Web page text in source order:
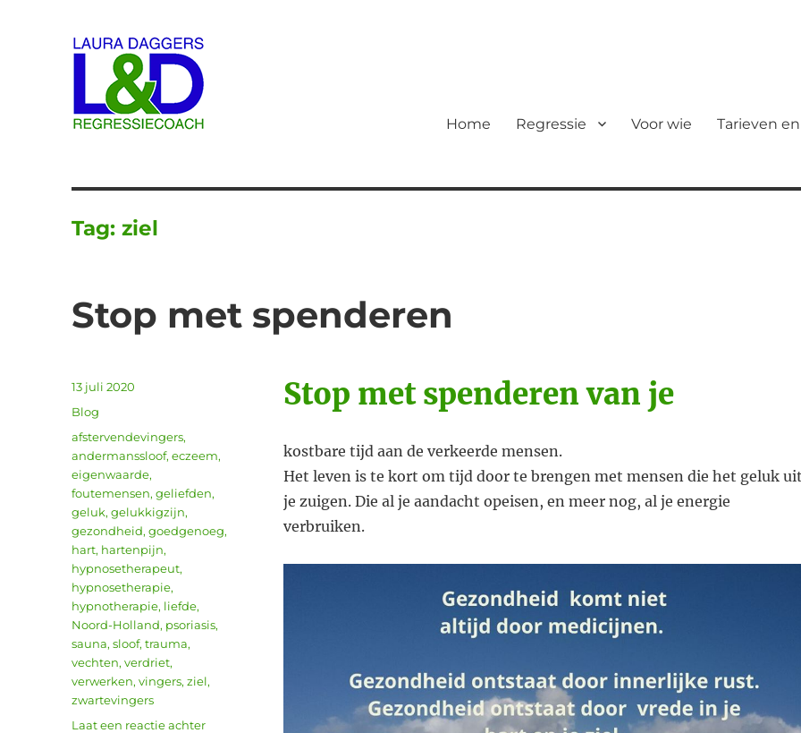
Home Regressie Voor wie Tarieven
Tag:ziel
Stop met spenderen
Stop met spenderen van je
kostbare tijd aan de verkeerde mensen.
Het leven is te kort om tijd door te brengen met mensen die het geluk
je zuigen. Die al je aandacht opeisen, en meer nog, al je energie
verbruiken.
Geplaatst
op
13 juli 2020
Categorieën
Blog
Tags
afstervendevingers,
andermanssloof,eczeem,
eigenwaarde,
foutemensen,geliefden,
geluk,gelukkigzijn,
gezondheid,goedgenoeg,
hart, hartenpijn,
hypnosetherapeut,
hypnosetherapie,
hypnotherapie, liefde,
Noord-Holland, psoriasis,
sauna,sloof,trauma,
vechten,verdriet,
verwerken,vingers,ziel,
zwartevingers
Laat een reactie achterop